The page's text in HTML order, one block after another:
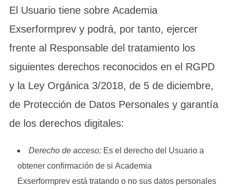
El Usuario tiene sobre Academia
Exserformprev y podrá, por tanto, ejercer
frente al Responsable del tratamiento los
siguientes derechos reconocidos en el RGPD
y la Ley Orgánica 3/2018, de 5 de diciembre,
de Protección de Datos Personales y garantía
de los derechos digitales:
Derecho de acceso:Es el derecho del Usuario a
obtener confirmación de si Academia
Exserformprev está tratando o no sus datos personales